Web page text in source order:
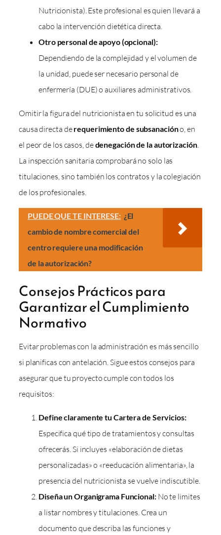
Nutricionista). Este profesional es quien llevará a
cabo la intervención dietética directa.
Otro personal de apoyo (opcional):
Dependiendo de la complejidad y el volumen de
la unidad, puede ser necesario personal de
enfermería (DUE) o auxiliares administrativos.
Omitir la figura del nutricionista en tu solicitud es una
causa directa derequerimiento de subsanacióno, en
el peor de los casos, dedenegación de la autorización.
La inspección sanitaria comprobará no solo las
titulaciones, sino también los contratos y la colegiación
de los profesionales.
PUEDE QUE TE INTERESE: ¿El
cambio de nombre comercial del
centro requiere una modificación
de la autorización?
Consejos Prácticos para
Garantizar el Cumplimiento
Normativo
Evitar problemas con la administración es más sencillo
si planificas con antelación. Sigue estos consejos para
asegurar que tu proyecto cumple con todos los
requisitos:
Define claramente tu Cartera de Servicios:
Especifica qué tipo de tratamientos y consultas
ofrecerás. Si incluyes «elaboración de dietas
personalizadas» o «reeducación alimentaria», la
presencia del nutricionista se vuelve indiscutible.
Diseña un Organigrama Funcional:No te limites
a listar nombres y titulaciones. Crea un
documento que describa las funciones y